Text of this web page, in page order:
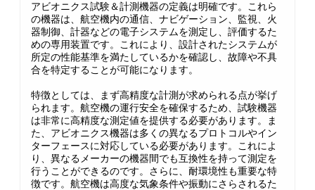
アビオニクス試験＆計測機器の定義は明確です。これら
の機器は、航空機内の通信、ナビゲーション、監視、火
器制御、計器などの電子システムを測定し、評価するた
めの専用装置です。これにより、設計されたシステムが
所定の性能基準を満たしているかを確認し、故障や不具
合を特定することが可能になります。
特徴としては、まず高精度な計測が求められる点が挙げ
られます。航空機の運行安全を確保するため、試験機器
は非常に高精度な測定値を提供する必要があります。ま
た、アビオニクス機器は多くの異なるプロトコルやイン
ターフェースに対応している必要があります。これによ
り、異なるメーカーの機器間でも互換性を持って測定を
行うことができるのです。さらに、耐環境性も重要な特
徴です。航空機は高度な気象条件や振動にさらされるた